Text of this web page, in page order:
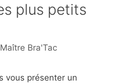
plus petits
Maître Bra'Tac
vous présenter un